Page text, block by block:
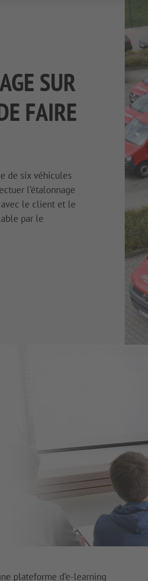
SUR
FAIRE
de six véhicules
l’étalonnage
avec le client et le
par le
plateforme d’e-learning